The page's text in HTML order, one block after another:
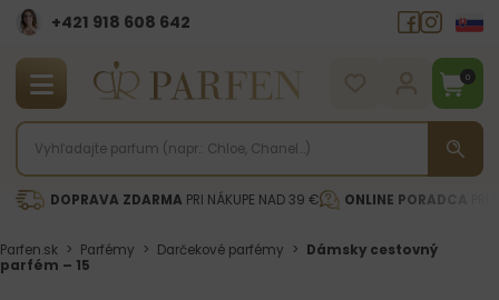
+421 918 608 642‬
0
DOPRAVA ZDARMA PRI NÁKUPE NAD 39 € ONLINE PORADCA
Parfen.sk > Parfémy > Darčekové parfémy > Dámsky cestovný
parfém – 15